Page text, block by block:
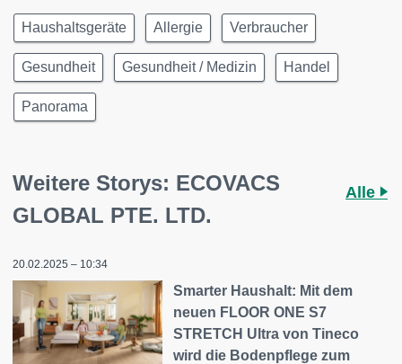
Haushaltsgeräte Allergie Verbraucher
Gesundheit Gesundheit / Medizin Handel
Panorama
Weitere Storys: ECOVACS
GLOBAL PTE. LTD.
Alle
20.02.2025 – 10:34
Smarter Haushalt: Mit dem
neuen FLOOR ONE S7
STRETCH Ultra von Tineco
wird die Bodenpflege zum